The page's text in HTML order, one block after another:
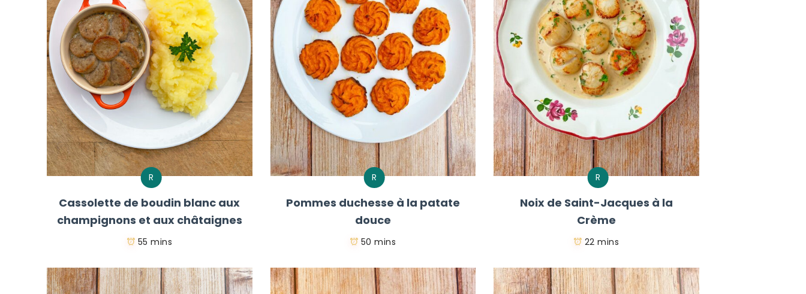
R
Cassolette de boudin blanc aux
champignons et aux châtaignes
55 mins
R
Pommes duchesse à la patate
douce
50 mins
R
Noix de Saint-Jacques à la
Crème
22 mins